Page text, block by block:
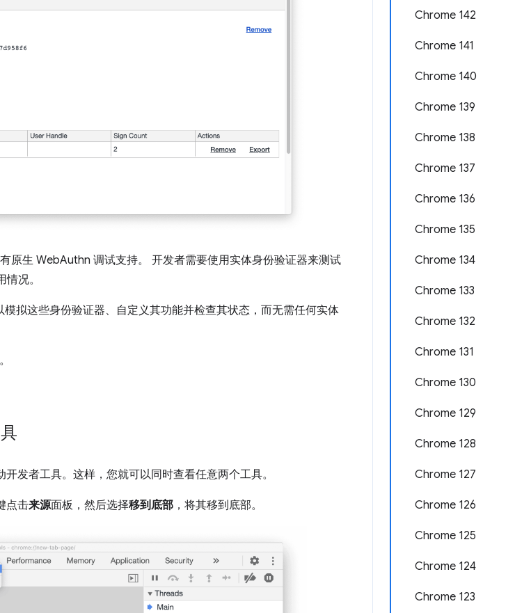
Chrome 142
Chrome 141
Chrome 140
Chrome 139
Chrome 138
Chrome 137
Chrome 136
Chrome 135
Chrome 134
Chrome 133
Chrome 132
Chrome 131
Chrome 130
Chrome 129
Chrome 128
Chrome 127
Chrome 126
Chrome 125
Chrome 124
Chrome 123
原生 WebAuthn 调试支持。 开发者需要使用实体身份验证器来测试
况。
拟这些身份验证器、自定义其功能并检查其状态，而无需任何实体
。
发者工具。这样，您就可以同时查看任意两个工具。
点击来源面板，然后选择移到底部 ，将其移到底部。